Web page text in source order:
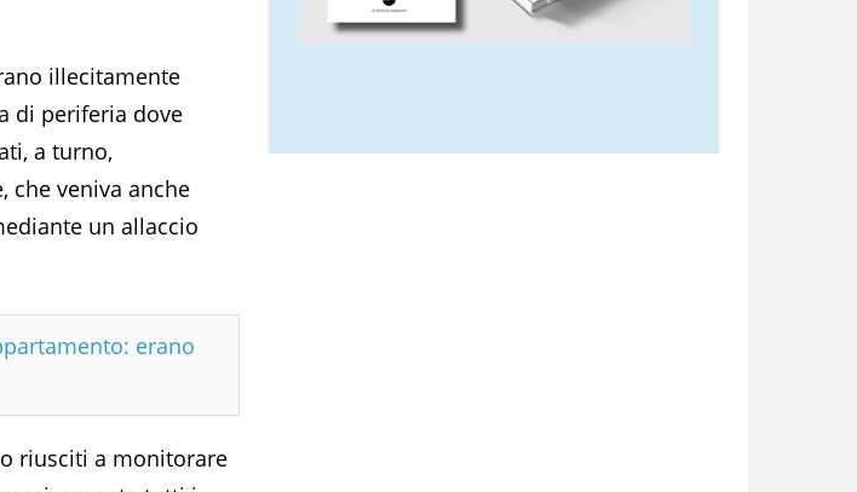
illecitamente
di periferia dove
a turno,
che veniva anche
un allaccio
erano
riusciti a monitorare